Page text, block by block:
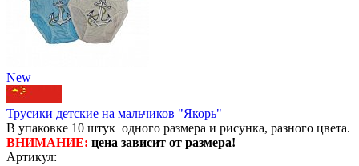
New
Трусики детские на мальчиков "Якорь"
В упаковке 10 штук одного размера и рисунка, разного цвета.
ВНИМАНИЕ: цена зависит от размера!
Артикул: